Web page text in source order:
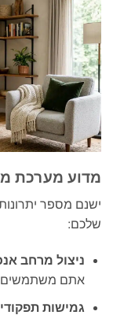
מדוע מערכת
ישנם מספר
שלכם:
ניצול מרחב
אתם משתמשים
גמישות